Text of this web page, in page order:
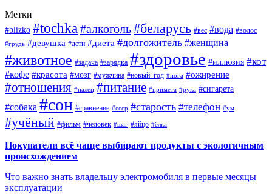
Метки
#blizko #tochka#алкоголь#беларусь #вес #вода #волос
#грудь #девушка #дети #диета #долгожитель #женщина
#животное #задача #зарядка #здоровье #иллюзия #кот
#кофе #красота #мозг #мужчина #новый_год #нога #ожирение
#отношения #палец #питание #примета #рука #сигарета
#собака #сон #сравнение #ссср #старость #телефон #ум
#учёный #фильм #человек #шаг #яйцо #ёлка
Покупатели всё чаще выбирают продукты с экологичным
происхождением
Что важно знать владельцу электромобиля в первые месяцы
эксплуатации